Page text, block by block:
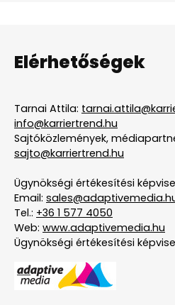
Elérhetőségek
Tarnai Attila:
info@karriertrend.hu
Sajtóközlemények,
sajto@karriertrend.hu
Ügynökségi értékesítési
Email:
Tel.: +36 1 577 4050
Web: www.adaptivemedia.hu
Ügynökségi értékesítési